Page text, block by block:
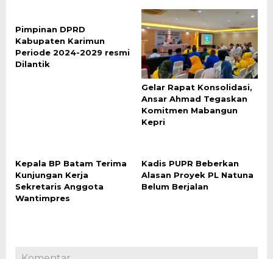
Pimpinan DPRD
Kabupaten Karimun
Periode 2024-2029 resmi
Dilantik
Gelar Rapat Konsolidasi,
Ansar Ahmad Tegaskan
Komitmen Mabangun
Kepri
Kepala BP Batam Terima
Kunjungan Kerja
Sekretaris Anggota
Wantimpres
Kadis PUPR Beberkan
Alasan Proyek PL Natuna
Belum Berjalan